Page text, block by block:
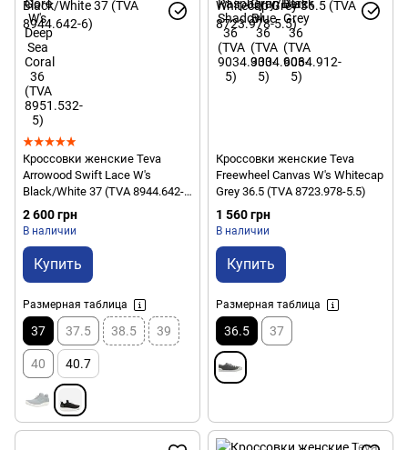
Кроссовки женские Teva
Arrowood Swift Lace W's
Black/White 37 (TVA 8944.642-
6)
2 600 грн
В наличии
Купить
Размерная таблица
37 37.5 38.5 39
40 40.7
Кроссовки женские Teva
Freewheel Canvas W's Whitecap
Grey 36.5 (TVA 8723.978-5.5)
1 560 грн
В наличии
Купить
Размерная таблица
36.5 37